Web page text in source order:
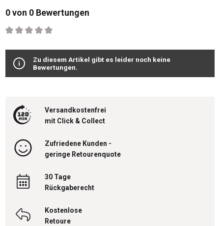
0 von 0 Bewertungen
Durchschnittliche Bewertung von 0 von 5 Sternen
Zu diesem Artikel gibt es leider noch keine
Bewertungen.
Versandkostenfrei
mit Click & Collect
Zufriedene Kunden -
geringe Retourenquote
30 Tage
Rückgaberecht
Kostenlose
Retoure